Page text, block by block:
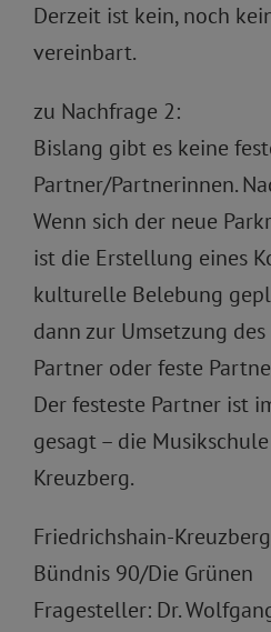
Derzeit ist kein, noch
vereinbart.
zu Nachfrage 2:
Bislang gibt es keine
Partner/Partnerinnen.
Wenn sich der neue
ist die Erstellung eines
kulturelle Belebung
dann zur Umsetzung
Partner oder feste
Der festeste Partner ist
gesagt – die
Kreuzberg.
Friedrichshain-
Bündnis 90/Die Grünen
Fragesteller: Dr.